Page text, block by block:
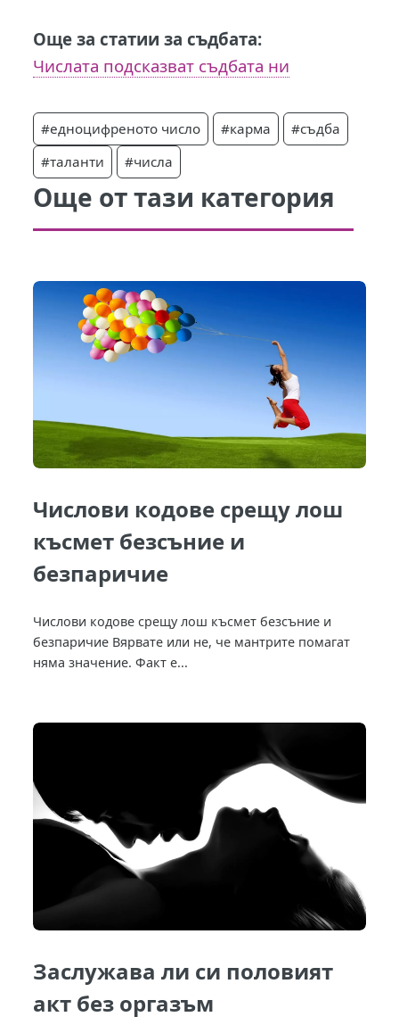
Още за статии за съдбата:
Числата подсказват съдбата ни
#едноцифреното число #карма
#съдба
#таланти
#числа
Още от тази категория
Числови кодове срещу лош
късмет безсъние и
безпаричие
Числови кодове срещу лош късмет безсъние и
безпаричие Вярвате или не, че мантрите помагат
няма значение. Факт е...
Заслужава ли си половият
акт без оргазъм